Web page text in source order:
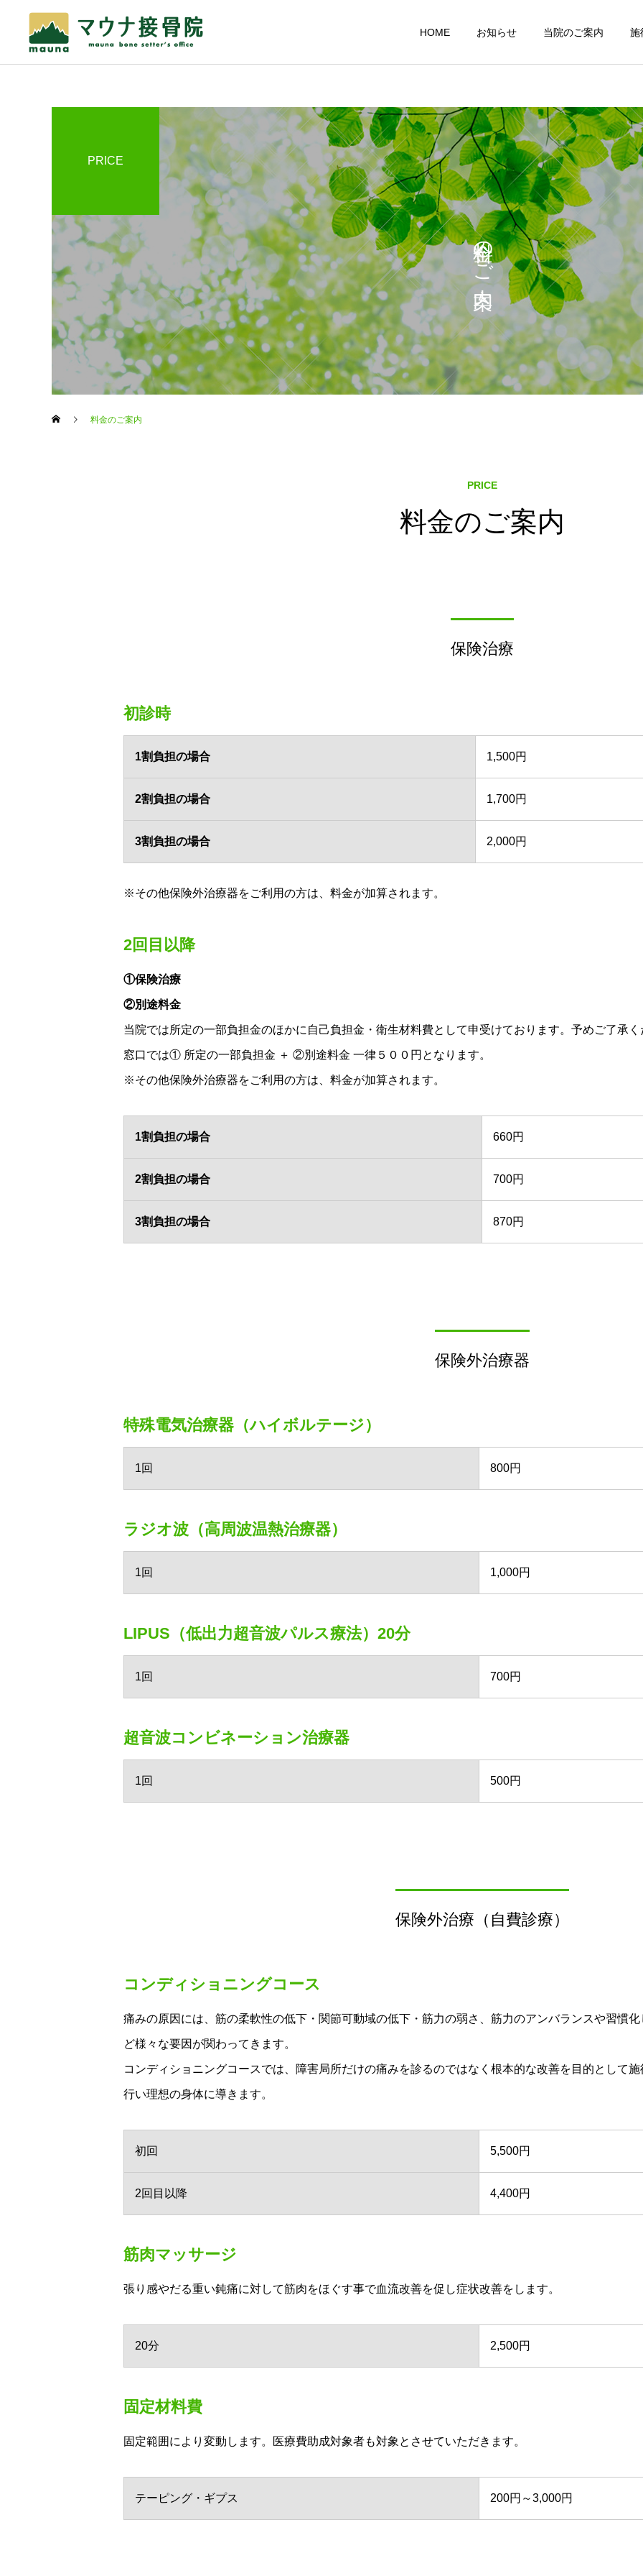
HOME お知らせ 当院のご案内 施
骨折・脱臼・捻挫・打
撲・挫傷
スポーツ外傷 カスタムインソ
自費メニュー
インソールの効果
スタッフ日記
暑中お見舞い申し上げま
スタッフ日記
☆プチごほうび☆
スタッフ日記
休日時間♪
料金のご案内
PRICE
料金のご案内
PRICE
料金のご案内
保険治療
初診時
1割負担の場合 1,500円
2割負担の場合 1,700円
3割負担の場合 2,000円
※その他保険外治療器をご利用の方は、料金が加算されます。
2回目以降
①保険治療
②別途料金
当院では所定の一部負担金のほかに自己負担金・衛生材料費として申受けております。予めご了承く
窓口では① 所定の一部負担金 ＋ ②別途料金 一律５００円となります。
※その他保険外治療器をご利用の方は、料金が加算されます。
1割負担の場合 660円
2割負担の場合 700円
3割負担の場合 870円
保険外治療器
特殊電気治療器（ハイボルテージ）
1回 800円
ラジオ波（高周波温熱治療器）
1回 1,000円
LIPUS（低出力超音波パルス療法）20分
1回 700円
超音波コンビネーション治療器
1回 500円
保険外治療（自費診療）
コンディショニングコース
痛みの原因には、筋の柔軟性の低下・関節可動域の低下・筋力の弱さ、筋力のアンバランスや習慣
ど様々な要因が関わってきます。
コンディショニングコースでは、障害局所だけの痛みを診るのではなく根本的な改善を目的として
行い理想の身体に導きます。
初回 5,500円
2回目以降 4,400円
筋肉マッサージ
張り感やだる重い鈍痛に対して筋肉をほぐす事で血流改善を促し症状改善をします。
20分 2,500円
固定材料費
固定範囲により変動します。医療費助成対象者も対象とさせていただきます。
テーピング・ギプス 200円～3,000円